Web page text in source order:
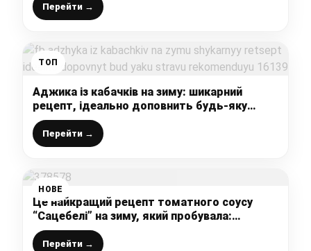
Перейти →
ТОП
Аджика із кабачків на зиму: шикарний
рецепт, ідеально доповнить будь-яку
страву, рекомендую
Перейти →
НОВЕ
Це найкращий рецепт томатного соусу
“Сацебелі” на зиму, який пробувала:
баночку з’їдаємо відразу, бо дуже смачно і
ароматно
Перейти →